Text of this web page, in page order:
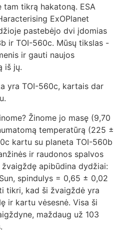
tikrą hakatoną. ESA
ExOPlanet
pastebėjo dvi įdomias
ir TOI-560c. Mūsų tikslas -
ir gauti naujos
iš jų.
yra TOI-560c, kartais dar
Žinome jo masę (9,70
temperatūrą (225 ±
kartu su planeta TOI-560b
ir raudonos spalvos
apibūdina dydžiai:
spindulys = 0,65 ± 0,02
tikri, kad ši žvaigždė yra
ir kartu vėsesnė. Visa ši
maždaug už 103